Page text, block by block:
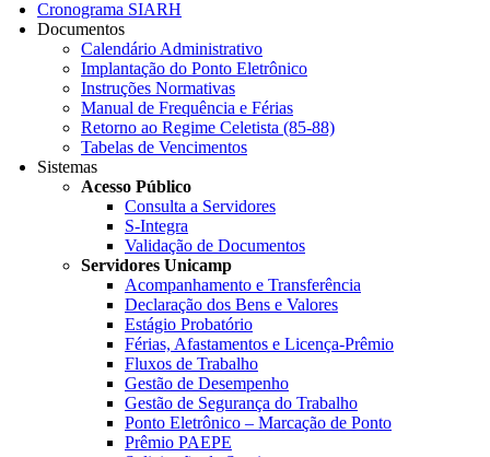
Cronograma SIARH
Documentos
Calendário Administrativo
Implantação do Ponto Eletrônico
Instruções Normativas
Manual de Frequência e Férias
Retorno ao Regime Celetista (85-88)
Tabelas de Vencimentos
Sistemas
Acesso Público
Consulta a Servidores
S-Integra
Validação de Documentos
Servidores Unicamp
Acompanhamento e Transferência
Declaração dos Bens e Valores
Estágio Probatório
Férias, Afastamentos e Licença-Prêmio
Fluxos de Trabalho
Gestão de Desempenho
Gestão de Segurança do Trabalho
Ponto Eletrônico – Marcação de Ponto
Prêmio PAEPE